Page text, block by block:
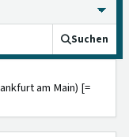
Suchen
am Main) [=